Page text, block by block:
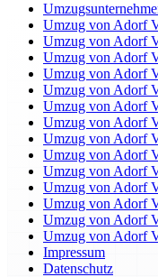
Umzug von Adorf
Umzug von Adorf
Umzug von Adorf
Umzug von Adorf
Umzug von Adorf
Umzug von Adorf
Umzug von Adorf
Umzug von Adorf
Umzug von Adorf
Umzug von Adorf
Umzug von Adorf
Umzug von Adorf
Umzug von Adorf
Umzug von Adorf
Impressum
Datenschutz